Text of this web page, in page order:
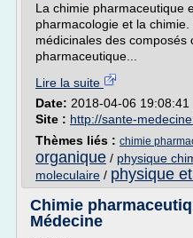
La chimie pharmaceutique
pharmacologie et la
médicinales des composés
pharmaceutique...
Lire la suite
Date: 2018-04-06 19:08:41
Site : http://sante-
Thèmes liés : chimie
organique / physique
moleculaire / physique
Chimie
Médecine